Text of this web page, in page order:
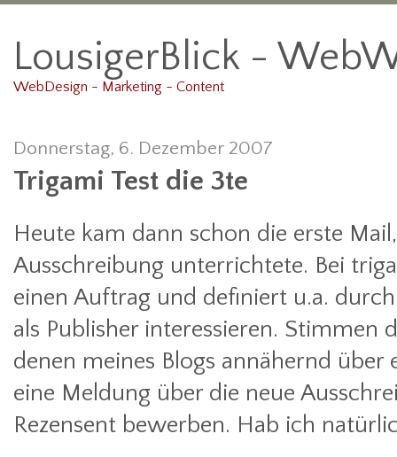
LousigerBlick -
WebDesign - Marketing - Content
Donnerstag, 6. Dezember 2007
Trigami Test die 3te
Heute kam dann schon die erste
Ausschreibung unterrichtete. Bei
einen Auftrag und definiert u.a.
als Publisher interessieren. Stimmen
denen meines Blogs annähernd
eine Meldung über die neue
Rezensent bewerben. Hab ich